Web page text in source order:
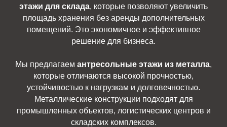
этажи для склада, которые позволяют увеличить
площадь хранения без аренды дополнительных
помещений. Это экономичное и эффективное
решение для бизнеса.
Мы предлагаем антресольные этажи из металла,
которые отличаются высокой прочностью,
устойчивостью к нагрузкам и долговечностью.
Металлические конструкции подходят для
промышленных объектов, логистических центров и
складских комплексов.